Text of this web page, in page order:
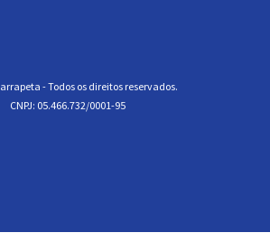
- Todos os direitos reservados.
CNPJ: 05.466.732/0001-95